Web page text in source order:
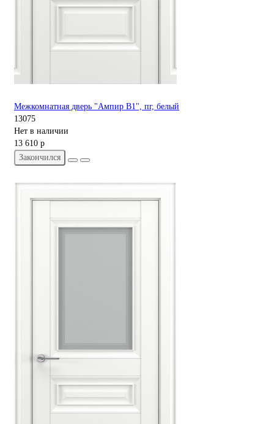
Межкомнатная дверь "Ампир В1", пг, белый
13075
Нет в наличии
13 610 р
Закончился